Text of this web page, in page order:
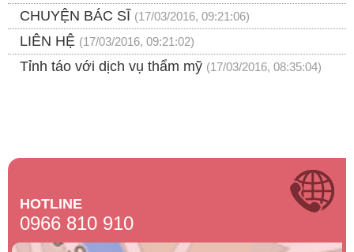
CHUYỆN BÁC SĨ (17/03/2016, 09:21:06)
LIÊN HỆ (17/03/2016, 09:21:02)
Tỉnh táo với dịch vụ thẩm mỹ (17/03/2016, 08:35:04)
HOTLINE
0966 810 910